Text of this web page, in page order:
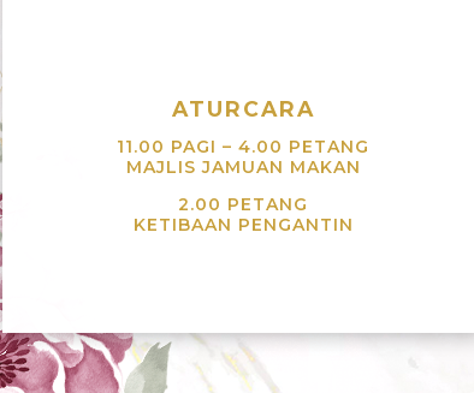
ATURCARA
11.00 PAGI – 4.00 PETANG
MAJLIS JAMUAN MAKAN
2.00 PETANG
KETIBAAN PENGANTIN